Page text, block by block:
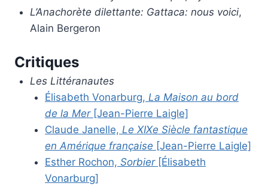
L’Anachorète dilettante: Gattaca: nous voici,
Alain Bergeron
Critiques
Les Littéranautes
Élisabeth Vonarburg, La Maison au bord
de la Mer[Jean-Pierre Laigle]
Claude Janelle, Le XIXe Siècle fantastique
en Amérique française [Jean-Pierre Laigle]
Esther Rochon, Sorbier[Élisabeth
Vonarburg]